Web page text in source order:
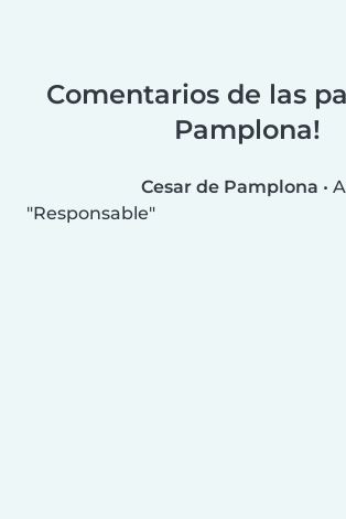
Comentarios de las
Pamplona!
Cesar de Pamplona •
Responsable